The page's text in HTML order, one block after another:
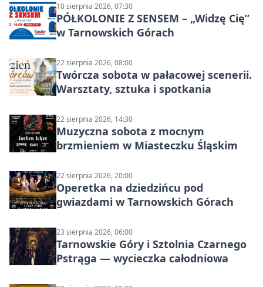
10 sierpnia 2026, 07:30
PÓŁKOLONIE Z SENSEM – „Widzę Cię”
w Tarnowskich Górach
22 sierpnia 2026, 08:00
Twórcza sobota w pałacowej scenerii.
Warsztaty, sztuka i spotkania
22 sierpnia 2026, 14:30
Muzyczna sobota z mocnym
brzmieniem w Miasteczku Śląskim
22 sierpnia 2026, 20:00
Operetka na dziedzińcu pod
gwiazdami w Tarnowskich Górach
23 sierpnia 2026, 06:00
Tarnowskie Góry i Sztolnia Czarnego
Pstrąga — wycieczka całodniowa